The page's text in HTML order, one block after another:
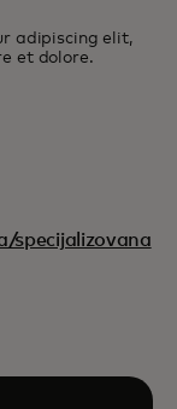
adipiscing elit,
et dolore.
specijalizovana